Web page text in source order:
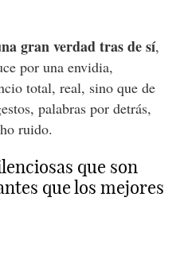
gran verdad tras de sí,
por una envidia,
total, real, sino que de
palabras por detrás,
ruido.
que son
que los mejores